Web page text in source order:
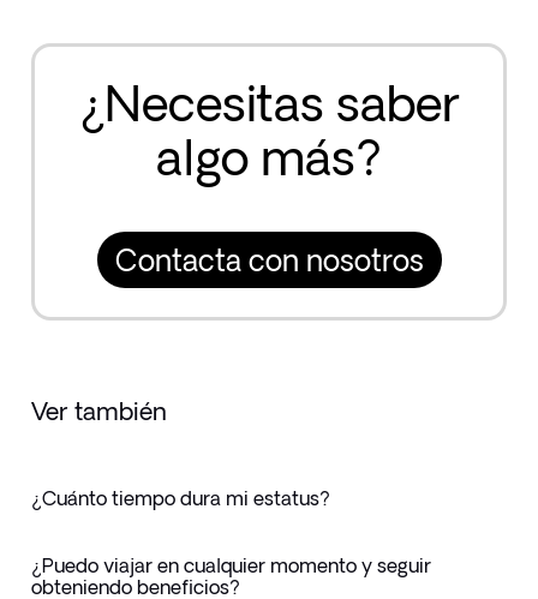
¿Necesitas saber
algo más?
Contacta con nosotros
Ver también
¿Cuánto tiempo dura mi estatus?
¿Puedo viajar en cualquier momento y seguir
obteniendo beneficios?